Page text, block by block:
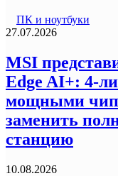
ПК и ноутбуки
27.07.2026
MSI
Edge AI+: 4-
мощными
заменить
станцию
10.08.2026